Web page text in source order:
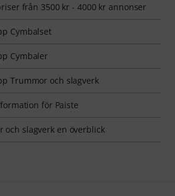
från 3500 kr - 4000 kr annonser
Cymbalset
Cymbaler
Trummor och slagverk
för Paiste
och slagverk en överblick